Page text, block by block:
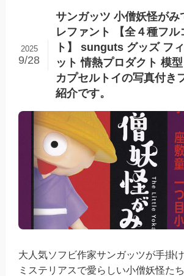
サンガッツ 小僧妖怪がみ
レファント 【全４種フル
ト】 sunguts グッズ フ
ット 情熱プロダクト 模
カプセルトイの写真付き
紹介です。
2025
9/28
大人気ソフビ作家サンガッツが手掛
ミステリアスで愛らしい小僧妖怪た